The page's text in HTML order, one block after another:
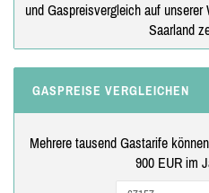
und Gaspreisvergleich auf
Saarland
GASPREISE VERGLEICHEN
Mehrere tausend Gastarife
900 EUR im